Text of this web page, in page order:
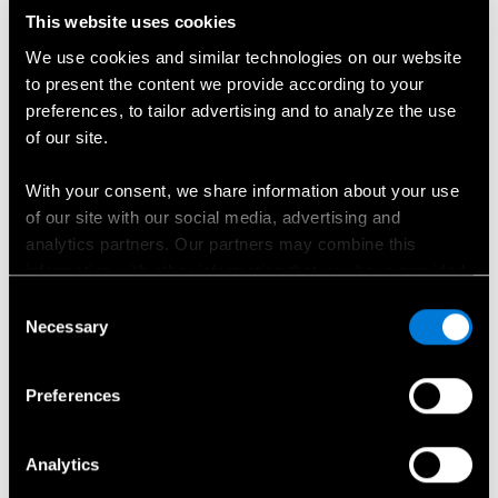
This website uses cookies
We use cookies and similar technologies on our website
to present the content we provide according to your
preferences, to tailor advertising and to analyze the use
of our site.
With your consent, we share information about your use
of our site with our social media, advertising and
analytics partners. Our partners may combine this
information with other information that you have provided
their services.
settings displayed in this banner. You can withdraw or
the bottom of our website.
Selection
Necessary
Preferences
Analytics
Įranga
Vito furgono įrangos akcentai
ir svarbiausi privalumai.
Technologija
Pagalba vairuotojui